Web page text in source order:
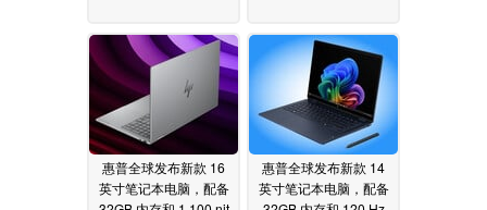
惠普全球发布新款 16
英寸笔记本电脑，配备
惠普全球发布新款 14
英寸笔记本电脑，配备